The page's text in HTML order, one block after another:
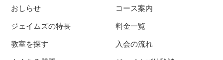
おしらせ
ジェイムズの特長
教室を探す
コース案内
料金一覧
入会の流れ